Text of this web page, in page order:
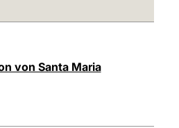
von Santa Maria